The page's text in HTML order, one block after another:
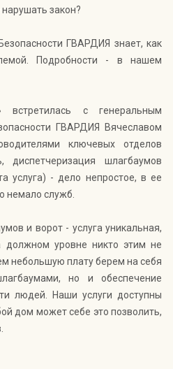
закон?
ГВАРДИЯ знает, как
Подробности - в нашем
встретилась с генеральным
ГВАРДИЯ Вячеславом
ключевых отделов
диспетчеризация шлагбаумов
услуга) - дело непростое, в ее
немало служб.
и ворот - услуга уникальная,
должном уровне никто этим не
небольшую плату берем на себя
но и обеспечение
людей. Наши услуги доступны
дом может себе это позволить,